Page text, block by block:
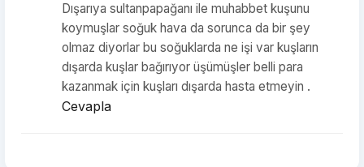
Dışarıya sultanpapağanı ile muhabbet kuşunu
koymuşlar soğuk hava da sorunca da bir şey
olmaz diyorlar bu soğuklarda ne işi var kuşların
dışarda kuşlar bağırıyor üşümüşler belli para
kazanmak için kuşları dışarda hasta etmeyin .
Cevapla